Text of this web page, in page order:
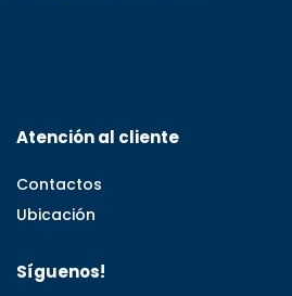
Atención al cliente
Contactos
Ubicación
Síguenos!